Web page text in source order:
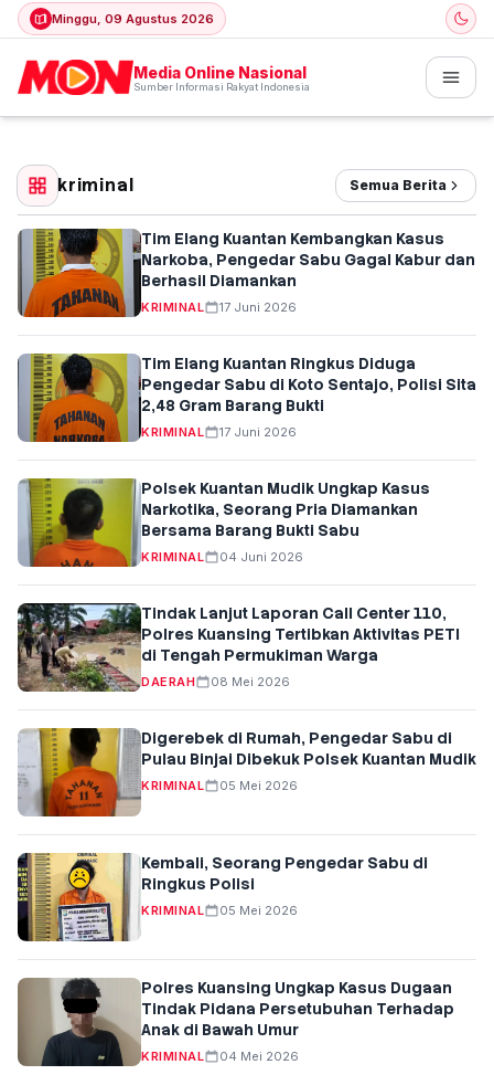
Minggu, 09 Agustus 2026
Media Online Nasional
Sumber Informasi Rakyat Indonesia
kriminal Semua Berita
Tim Elang Kuantan Kembangkan Kasus
Narkoba, Pengedar Sabu Gagal Kabur dan
Berhasil Diamankan
KRIMINAL 17 Juni 2026
Tim Elang Kuantan Ringkus Diduga
Pengedar Sabu di Koto Sentajo, Polisi Sita
2,48 Gram Barang Bukti
KRIMINAL 17 Juni 2026
Polsek Kuantan Mudik Ungkap Kasus
Narkotika, Seorang Pria Diamankan
Bersama Barang Bukti Sabu
KRIMINAL 04 Juni 2026
Tindak Lanjut Laporan Call Center 110,
Polres Kuansing Tertibkan Aktivitas PETI
di Tengah Permukiman Warga
DAERAH 08 Mei 2026
Digerebek di Rumah, Pengedar Sabu di
Pulau Binjai Dibekuk Polsek Kuantan Mudik
KRIMINAL 05 Mei 2026
Kembali, Seorang Pengedar Sabu di
Ringkus Polisi
KRIMINAL 05 Mei 2026
Polres Kuansing Ungkap Kasus Dugaan
Tindak Pidana Persetubuhan Terhadap
Anak di Bawah Umur
KRIMINAL 04 Mei 2026